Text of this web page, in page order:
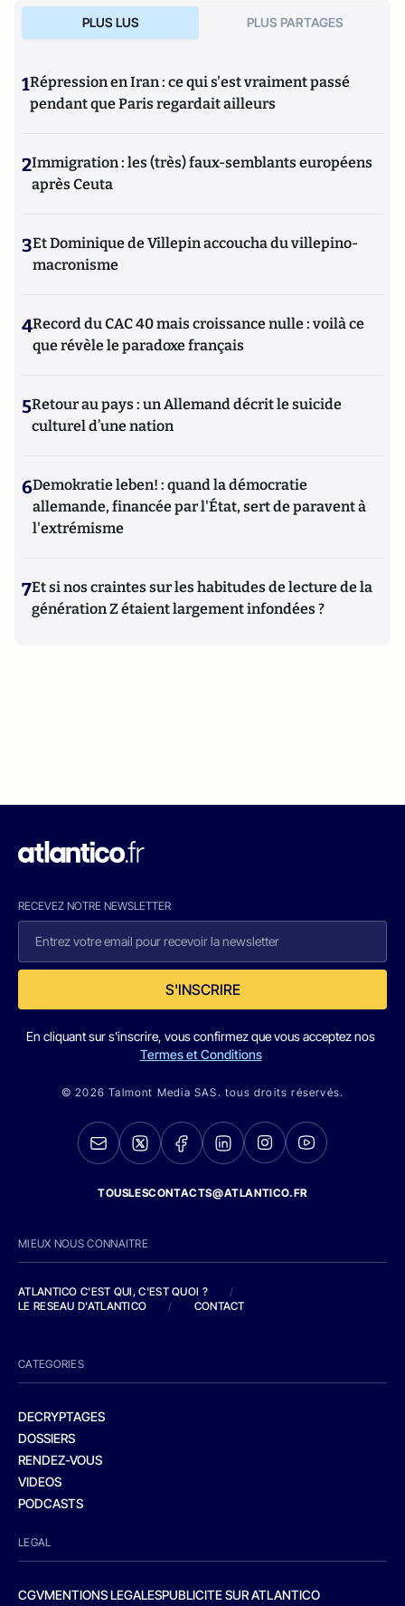
PLUS LUS PLUS PARTAGES
1Répression en Iran : ce qui s'est vraiment passé
pendant que Paris regardait ailleurs
2Immigration : les (très) faux-semblants européens
après Ceuta
3Et Dominique de Villepin accoucha du villepino-
macronisme
4Record du CAC 40 mais croissance nulle : voilà ce
que révèle le paradoxe français
5Retour au pays : un Allemand décrit le suicide
culturel d’une nation
6Demokratie leben! : quand la démocratie
allemande, financée par l'État, sert de paravent à
l'extrémisme
7Et si nos craintes sur les habitudes de lecture de la
génération Z étaient largement infondées ?
RECEVEZ NOTRE NEWSLETTER
S'INSCRIRE
En cliquant sur s'inscrire, vous confirmez que vous acceptez nos
Termes et Conditions
© 2026 Talmont Media SAS. tous droits réservés.
TOUSLESCONTACTS@ATLANTICO.FR
MIEUX NOUS CONNAITRE
ATLANTICO C'EST QUI, C'EST QUOI ?
/
LE RESEAU D'ATLANTICO
/ CONTACT
CATEGORIES
DECRYPTAGES
DOSSIERS
RENDEZ-VOUS
VIDEOS
PODCASTS
LEGAL
CGVMENTIONS LEGALESPUBLICITE SUR ATLANTICO